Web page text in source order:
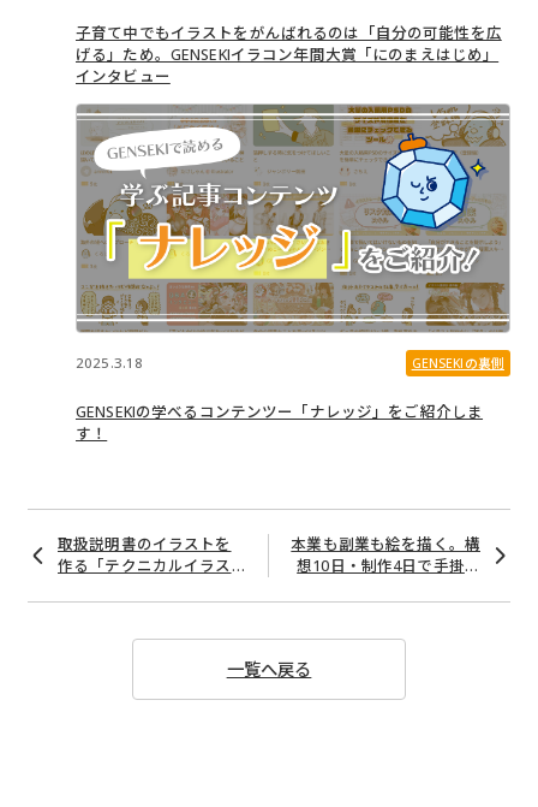
子育て中でもイラストをがんばれるのは「自分の可能性を広
げる」ため。GENSEKIイラコン年間大賞「にのまえはじめ」
インタビュー
2025.3.18 GENSEKIの裏側
GENSEKIの学べるコンテンツー「ナレッジ」をご紹介しま
す！
稿
本業も副業も絵を描く。構
想10日・制作4日で手掛け
イラストへの思いーイラス
取扱説明書のイラストを
作る「テクニカルイラス
仕事？
一覧へ戻る